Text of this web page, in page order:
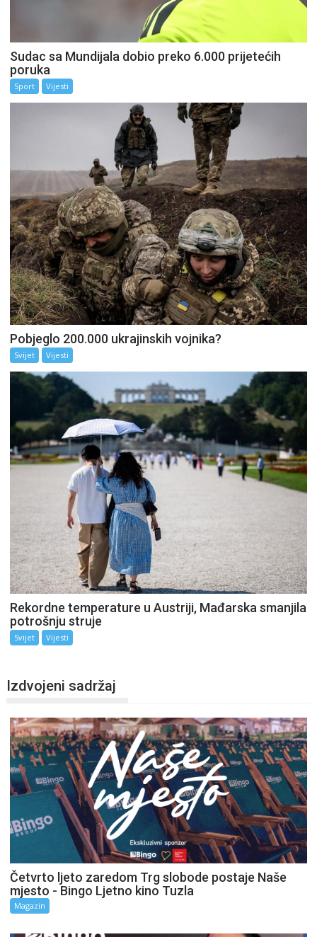
Sudac sa Mundijala dobio preko 6.000 prijetećih
poruka
Sport Vijesti
Pobjeglo 200.000 ukrajinskih vojnika?
Svijet Vijesti
Rekordne temperature u Austriji, Mađarska smanjila
potrošnju struje
Svijet Vijesti
Izdvojeni sadržaj
Četvrto ljeto zaredom Trg slobode postaje Naše
mjesto - Bingo Ljetno kino Tuzla
Magazin